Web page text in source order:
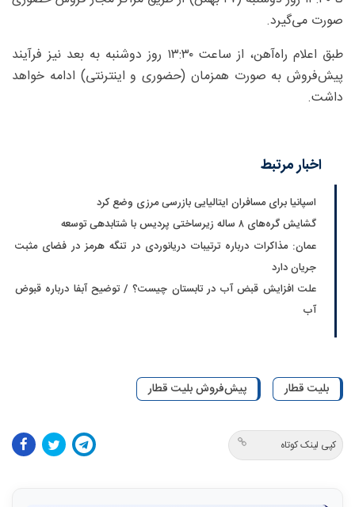
صورت می‌گیرد.
طبق اعلام راه‌آهن، از ساعت ۱۳:۳۰ روز دوشنبه به بعد نیز فرآیند
پیش‌فروش به صورت همزمان (حضوری و اینترنتی) ادامه خواهد
داشت.
اخبار مرتبط
اسپانیا برای مسافران ایتالیایی بازرسی مرزی وضع کرد
گشایش گره‌های ۸ ساله زیرساختی پردیس با شتابدهی توسعه
عمان: مذاکرات درباره ترتیبات دریانوردی در تنگه هرمز در فضای مثبت
جریان دارد
علت افزایش قبض آب در تابستان چیست؟ / توضیح آبفا درباره قبوض
آب
بلیت قطار پیش‌فروش بلیت قطار
کپی لینک کوتاه